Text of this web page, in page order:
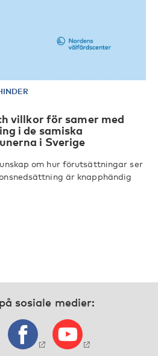
villkor för samer med
i de samiska
i Sverige
om hur förutsättningar ser
är knapphändig
sosiale medier: